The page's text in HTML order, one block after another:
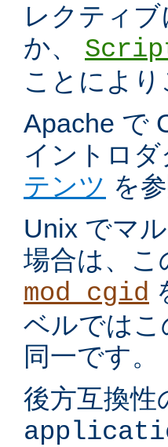
レクティ
か、
ことによ
Apache で
イントロダ
テンツ を
Unix でマ
場合は、
mod_cgid
ベルでは
同一です。
後方互換性